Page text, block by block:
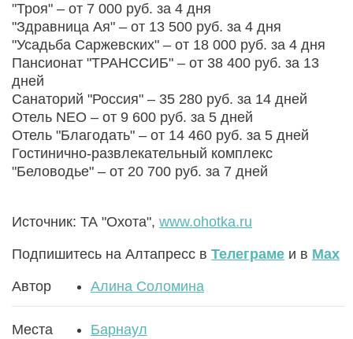
"Троя" – от 7 000 руб. за 4 дня
"Здравница Ая" – от 13 500 руб. за 4 дня
"Усадьба Саржевских" – от 18 000 руб. за 4 дня
Пансионат "ТРАНССИБ" – от 38 400 руб. за 13
дней
Санаторий "Россия" – 35 280 руб. за 14 дней
Отель NEO – от 9 600 руб. за 5 дней
Отель "Благодать" – от 14 460 руб. за 5 дней
Гостинично-развлекательный комплекс
"Беловодье" – от 20 700 руб. за 7 дней
Источник: ТА "Охота", www.ohotka.ru
Подпишитесь на Алтапресс в Телеграме и в Max
Автор Алина Соломина
Места Барнаул